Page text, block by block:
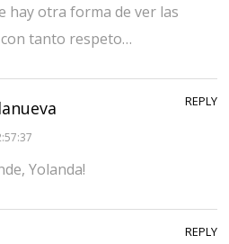
hay otra forma de ver las
tanto respeto…
Yolanda!
REPLY
REPLY